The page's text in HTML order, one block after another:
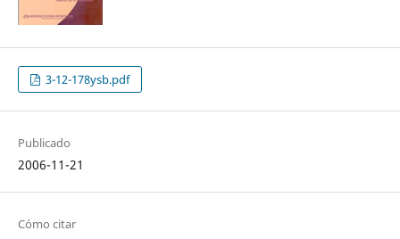
3-12-178ysb.pdf
Publicado
2006-11-21
Cómo citar